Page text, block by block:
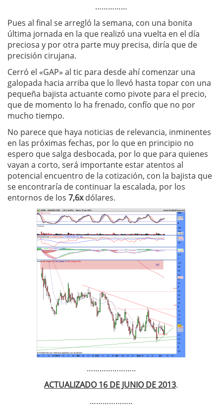
……………
Pues al final se arregló la semana, con una bonita
última jornada en la que realizó una vuelta en el día
preciosa y por otra parte muy precisa, diría que de
precisión cirujana.
Cerró el «GAP» al tic para desde ahí comenzar una
galopada hacia arriba que lo llevó hasta topar con una
pequeña bajista actuante como pivote para el precio,
que de momento lo ha frenado, confío que no por
mucho tiempo.
No parece que haya noticias de relevancia, inminentes
en las próximas fechas, por lo que en principio no
espero que salga desbocada, por lo que para quienes
vayan a corto, será importante estar atentos al
potencial encuentro de la cotización, con la bajista que
se encontraría de continuar la escalada, por los
entornos de los 7,6xdólares.
…………………..
ACTUALIZADO 16 DE JUNIO DE 2013.
………………..